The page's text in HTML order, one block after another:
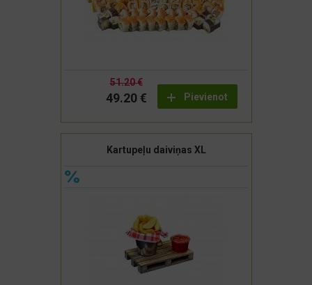
Pievienot
51.20 €
49.20 €
Kartupeļu daiviņas XL